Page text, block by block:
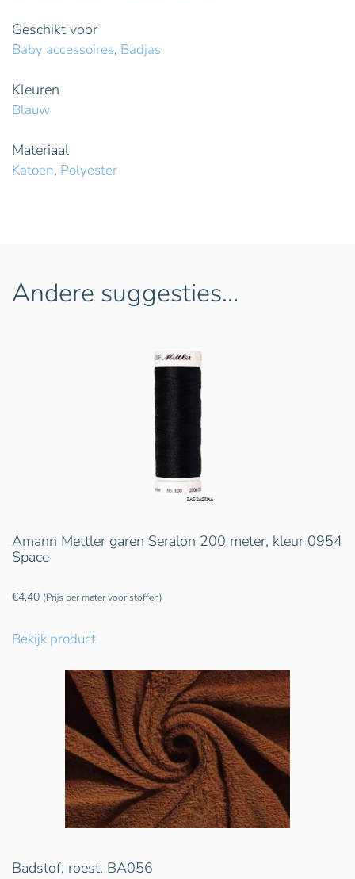
Geschikt voor
Baby accessoires, Badjas
Kleuren
Blauw
Materiaal
Katoen, Polyester
Andere suggesties…
Amann Mettler garen Seralon 200 meter, kleur 0954
Space
€4,40 (Prijs per meter voor stoffen)
Bekijk product
Badstof, roest. BA056